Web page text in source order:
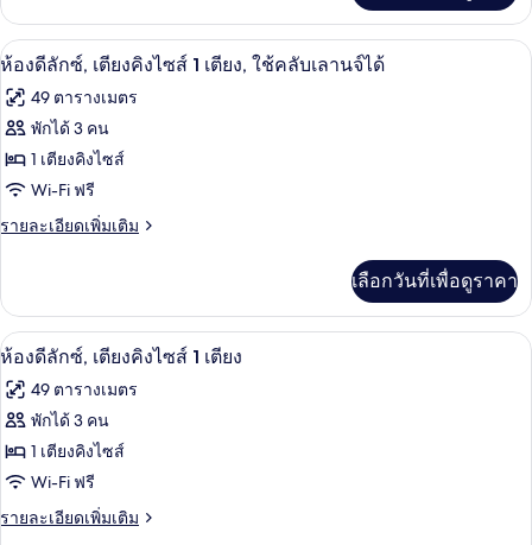
ไซส์
1
เตียง,
ใช้
คลับ
เลา
นจ์
เกี่ยว
กับ
ห้อง
เตียง
คิง
เตียง,
คลับ
เปิด
ภาพถ่าย
ทั้งหมด
ของ
ห้อง
ดี
ซ์,
เตียง
คิง
ไซส์
1
เตียง,
ใช้
คลับ
ผ้านวมขนเป็ด, มินิบาร์, ตู้นิรภัยในห้อง
8
ห้องดีลักซ์, เตียงคิงไซส์ 1 เตียง, ใช้คลับเลานจ์ได้
49 ตารางเมตร
พักได้ 3 คน
1 เตียงคิงไซส์
Wi-Fi ฟรี
รายละเอียดเพิ่มเติม
ราย
เกี่ยว
กับ
ห้อง
ลัก
ซ์,
คิง
ไซส์
เตียง,
เลือกวันที่เพื่อดูราคา
เปิด
ภาพถ่าย
ทั้งหมด
ของ
ห้อง
ดี
ผ้านวมขนเป็ด, มินิบาร์, ตู้นิรภัยในห้อ
6
ห้องดีลักซ์, เตียงคิงไซส์ 1 เตียง
49 ตารางเมตร
พักได้ 3 คน
1 เตียงคิงไซส์
Wi-Fi ฟรี
รายละเอียดเพิ่มเติม
ราย